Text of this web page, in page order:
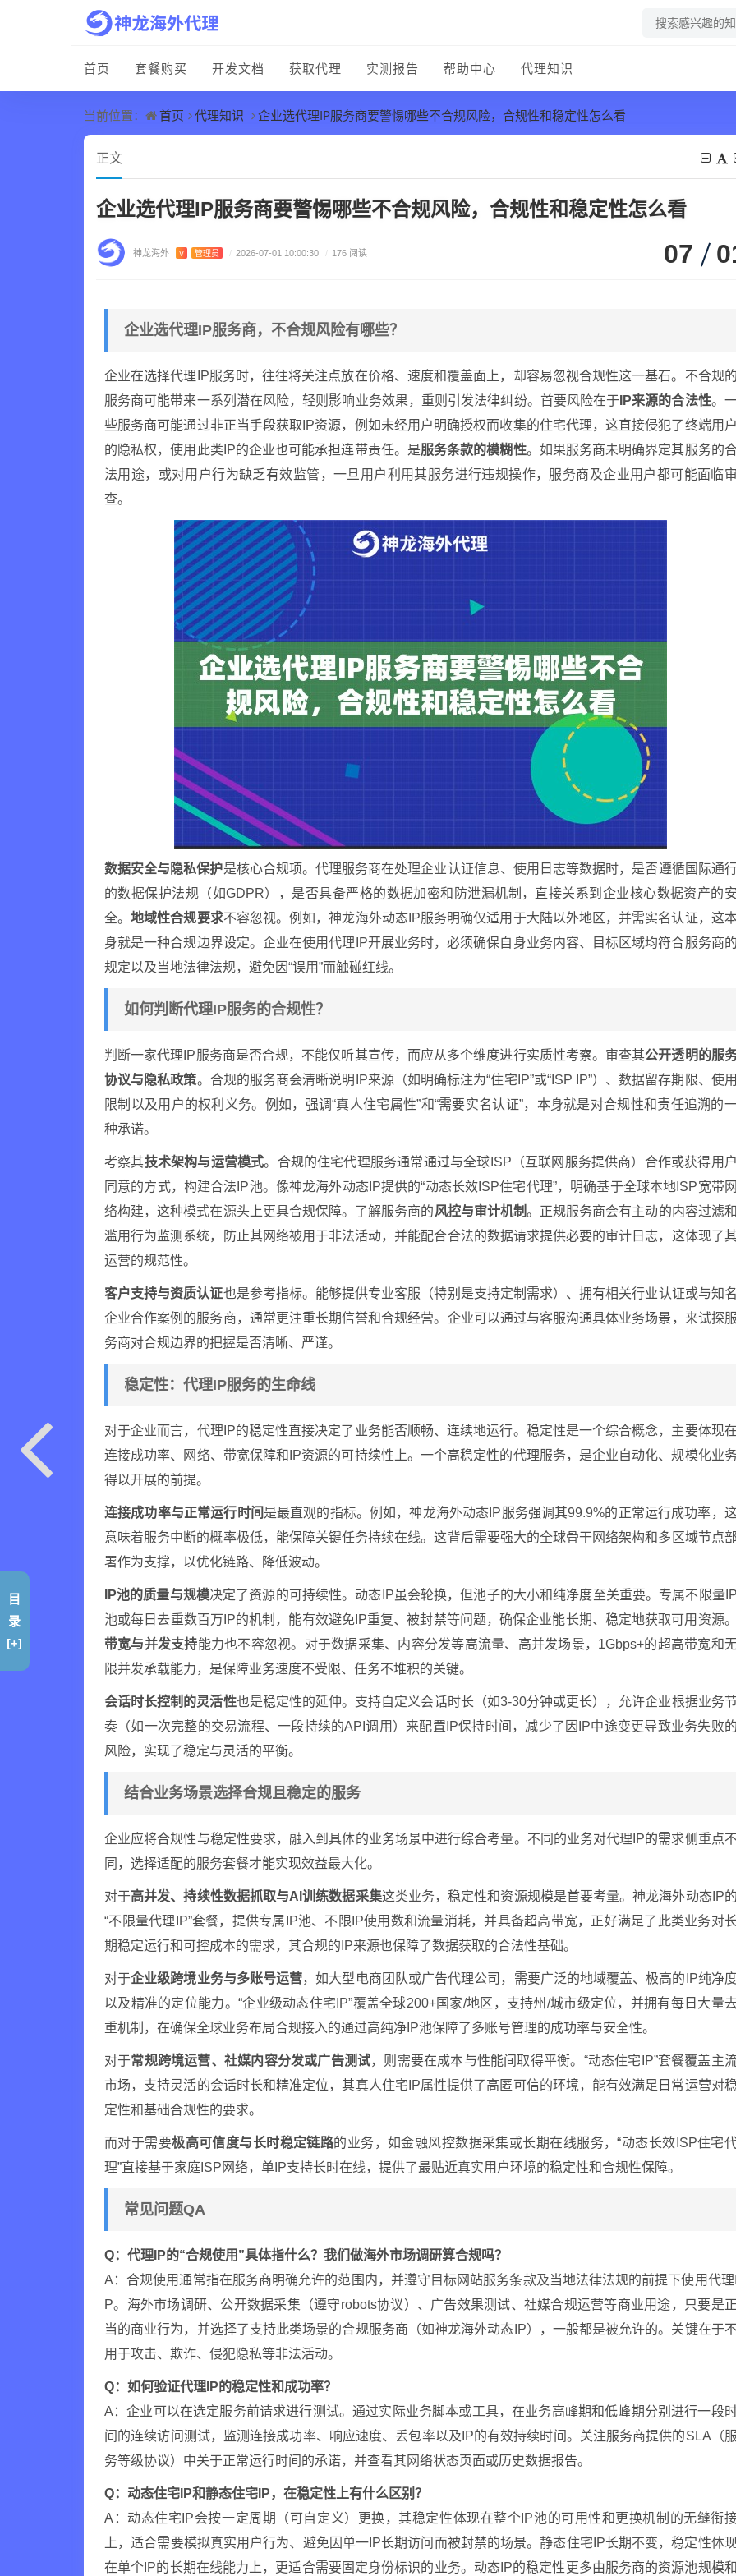
首页 套餐购买 开发文档 获取代理 实测报告 帮助中心 代理知识
当前位置： 首页 代理知识 企业选代理IP服务商要警惕哪些不合规风险，合规性和稳定性怎么看
正文
企业选代理IP服务商要警惕哪些不合规风险，合规性和稳定性怎么看
神龙海外 V 管理员 / 2026-07-01 10:00:30 / 176 阅读 07
企业选代理IP服务商，不合规风险有哪些？
企业在选择代理IP服务时，往往将关注点放在价格、速度和覆盖面上，却容易忽视合规性这一基石。不合规的
服务商可能带来一系列潜在风险，轻则影响业务效果，重则引发法律纠纷。首要风险在于 IP来源的合法性。
些服务商可能通过非正当手段获取IP资源，例如未经用户明确授权而收集的住宅代理，这直接侵犯了终端用户
的隐私权，使用此类IP的企业也可能承担连带责任。是服务条款的模糊性。如果服务商未明确界定其服务的
法用途，或对用户行为缺乏有效监管，一旦用户利用其服务进行违规操作，服务商及企业用户都可能面临审
查。
数据安全与隐私保护是核心合规项。代理服务商在处理企业认证信息、使用日志等数据时，是否遵循国际通
的数据保护法规（如GDPR），是否具备严格的数据加密和防泄漏机制，直接关系到企业核心数据资产的安
全。地域性合规要求不容忽视。例如，神龙海外动态IP服务明确仅适用于大陆以外地区，并需实名认证，这
身就是一种合规边界设定。企业在使用代理IP开展业务时，必须确保自身业务内容、目标区域均符合服务商的
规定以及当地法律法规，避免因“误用”而触碰红线。
如何判断代理IP服务的合规性？
判断一家代理IP服务商是否合规，不能仅听其宣传，而应从多个维度进行实质性考察。审查其公开透明的服
协议与隐私政策。合规的服务商会清晰说明IP来源（如明确标注为“住宅IP”或“ISP IP”）、数据留存期限、使用
限制以及用户的权利义务。例如，强调“真人住宅属性”和“需要实名认证”，本身就是对合规性和责任追溯的
种承诺。
考察其技术架构与运营模式。合规的住宅代理服务通常通过与全球ISP（互联网服务提供商）合作或获得用户
同意的方式，构建合法IP池。像神龙海外动态IP提供的“动态长效ISP住宅代理”，明确基于全球本地ISP宽带网
络构建，这种模式在源头上更具合规保障。了解服务商的风控与审计机制。正规服务商会有主动的内容过滤和
滥用行为监测系统，防止其网络被用于非法活动，并能配合合法的数据请求提供必要的审计日志，这体现了
运营的规范性。
客户支持与资质认证也是参考指标。能够提供专业客服（特别是支持定制需求）、拥有相关行业认证或与知名
企业合作案例的服务商，通常更注重长期信誉和合规经营。企业可以通过与客服沟通具体业务场景，来试探服
务商对合规边界的把握是否清晰、严谨。
稳定性：代理IP服务的生命线
对于企业而言，代理IP的稳定性直接决定了业务能否顺畅、连续地运行。稳定性是一个综合概念，主要体现在
连接成功率、网络、带宽保障和IP资源的可持续性上。一个高稳定性的代理服务，是企业自动化、规模化业务
得以开展的前提。
连接成功率与正常运行时间 是最直观的指标。例如，神龙海外动态IP服务强调其99.9%的正常运行成功率，这
意味着服务中断的概率极低，能保障关键任务持续在线。这背后需要强大的全球骨干网络架构和多区域节点部
署作为支撑，以优化链路、降低波动。
IP池的质量与规模决定了资源的可持续性。动态IP虽会轮换，但池子的大小和纯净度至关重要。专属不限量IP
池或每日去重数百万IP的机制，能有效避免IP重复、被封禁等问题，确保企业能长期、稳定地获取可用资源。
带宽与并发支持能力也不容忽视。对于数据采集、内容分发等高流量、高并发场景，1Gbps+的超高带宽和
限并发承载能力，是保障业务速度不受限、任务不堆积的关键。
会话时长控制的灵活性也是稳定性的延伸。支持自定义会话时长（如3-30分钟或更长），允许企业根据业务
奏（如一次完整的交易流程、一段持续的API调用）来配置IP保持时间，减少了因IP中途变更导致业务失败的
风险，实现了稳定与灵活的平衡。
结合业务场景选择合规且稳定的服务
企业应将合规性与稳定性要求，融入到具体的业务场景中进行综合考量。不同的业务对代理IP的需求侧重点不
同，选择适配的服务套餐才能实现效益最大化。
对于高并发、持续性数据抓取与AI训练数据采集这类业务，稳定性和资源规模是首要考量。神龙海外动态IP的
“不限量代理IP”套餐，提供专属IP池、不限IP使用数和流量消耗，并具备超高带宽，正好满足了此类业务对长
期稳定运行和可控成本的需求，其合规的IP来源也保障了数据获取的合法性基础。
对于企业级跨境业务与多账号运营，如大型电商团队或广告代理公司，需要广泛的地域覆盖、极高的IP纯净
以及精准的定位能力。“企业级动态住宅IP”覆盖全球200+国家/地区，支持州/城市级定位，并拥有每日大量
重机制，在确保全球业务布局合规接入的通过高纯净IP池保障了多账号管理的成功率与安全性。
对于常规跨境运营、社媒内容分发或广告测试，则需要在成本与性能间取得平衡。“动态住宅IP”套餐覆盖主流
市场，支持灵活的会话时长和精准定位，其真人住宅IP属性提供了高匿可信的环境，能有效满足日常运营对稳
定性和基础合规性的要求。
而对于需要极高可信度与长时稳定链路的业务，如金融风控数据采集或长期在线服务，“动态长效ISP住宅
理”直接基于家庭ISP网络，单IP支持长时在线，提供了最贴近真实用户环境的稳定性和合规性保障。
常见问题QA
Q：代理IP的“合规使用”具体指什么？我们做海外市场调研算合规吗？
A：合规使用通常指在服务商明确允许的范围内，并遵守目标网站服务条款及当地法律法规的前提下使用代理I
P。海外市场调研、公开数据采集（遵守robots协议）、广告效果测试、社媒合规运营等商业用途，只要是正
当的商业行为，并选择了支持此类场景的合规服务商（如神龙海外动态IP），一般都是被允许的。关键在于不
用于攻击、欺诈、侵犯隐私等非法活动。
Q：如何验证代理IP的稳定性和成功率？
A：企业可以在选定服务前请求进行测试。通过实际业务脚本或工具，在业务高峰期和低峰期分别进行一段
间的连续访问测试，监测连接成功率、响应速度、丢包率以及IP的有效持续时间。关注服务商提供的SLA（服
务等级协议）中关于正常运行时间的承诺，并查看其网络状态页面或历史数据报告。
Q：动态住宅IP和静态住宅IP，在稳定性上有什么区别？
A：动态住宅IP会按一定周期（可自定义）更换，其稳定性体现在整个IP池的可用性和更换机制的无缝衔
上，适合需要模拟真实用户行为、避免因单一IP长期访问而被封禁的场景。静态住宅IP长期不变，稳定性体
在单个IP的长期在线能力上，更适合需要固定身份标识的业务。动态IP的稳定性更多由服务商的资源池规模和
目
录
[+]